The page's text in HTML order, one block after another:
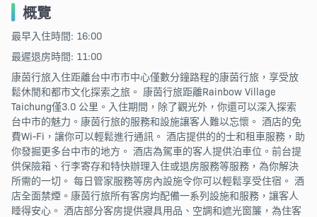
概覽
最早入住時間: 16:00
最遲退房時間: 11:00
康茵行旅入住距離台中市市中心僅數分鐘路程的康茵行旅，享受放
鬆休閒和都市文化探索之旅。 康茵行旅距離Rainbow Village
Taichung僅3.0 公里。入住期間，除了觀光外，你還可以深入探索
台中市的魅力。康茵行旅的服務和設施讓客人難以忘懷。 酒店的免
費Wi-Fi，讓你可以輕鬆進行通訊。 酒店提供的的士和租車服務，助
你發掘更多台中市的地方。 酒店為駕車的客人提供泊車位。前台提
供保險箱、行李寄存和特快辦理入住或退房服務等服務，為你解決
所需的一切。 每日管家服務等房內設施令你可以輕鬆享受住宿。 酒
店全面禁煙。康茵行旅所有客房均配備一系列設施和服務，讓客人
睡得安心。 酒店部分客房提供寢具用品、空調和遮光窗簾，為住客